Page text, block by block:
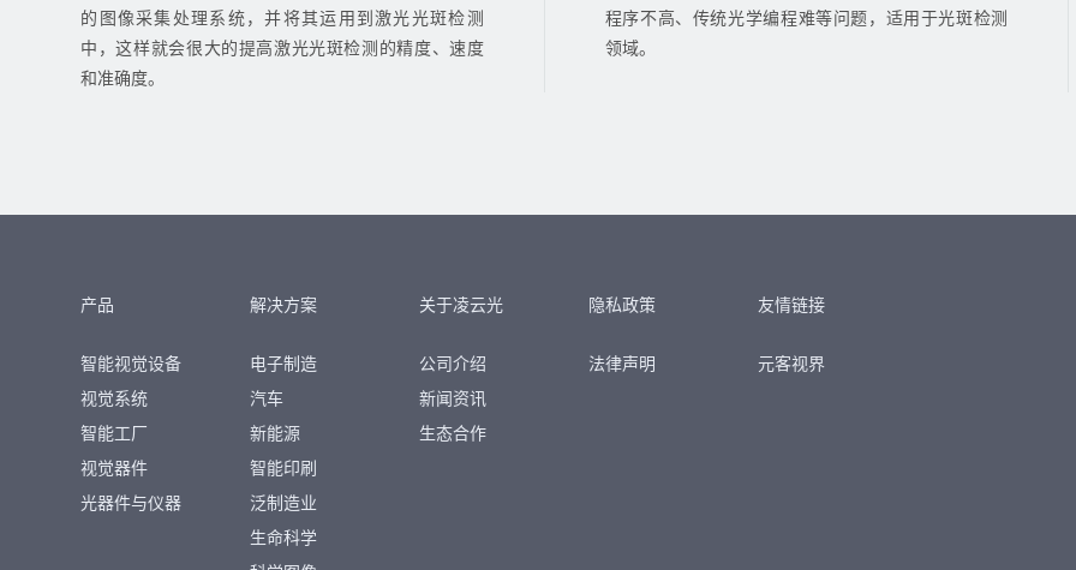
的图像采集处理系统，并将其运用到激光光斑检测
中，这样就会很大的提高激光光斑检测的精度、速度
和准确度。
程序不高、传统光学编程难等问题，适用于光斑检测
领域。
产品
智能视觉设备
视觉系统
智能工厂
视觉器件
光器件与仪器
解决方案
电子制造
汽车
新能源
智能印刷
泛制造业
生命科学
关于凌云光
公司介绍
新闻资讯
生态合作
隐私政策
法律声明
友情链接
元客视界